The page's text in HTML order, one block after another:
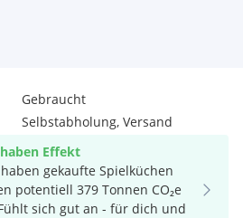
Gebraucht
Selbstabholung, Versand
Effekt
gekaufte Spielküchen
potentiell 379 Tonnen CO₂e
sich gut an - für dich und